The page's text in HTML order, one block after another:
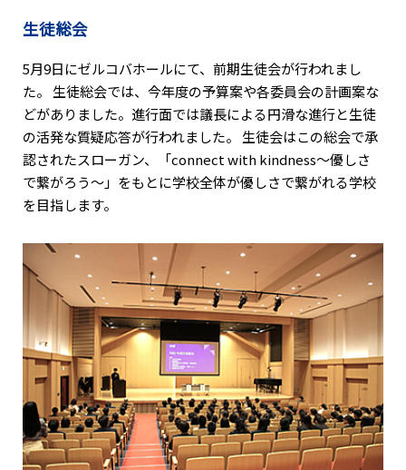
生徒総会
5月9日にゼルコバホールにて、前期生徒会が行われまし
た。 生徒総会では、今年度の予算案や各委員会の計画案な
どがありました。進行面では議長による円滑な進行と生徒
の活発な質疑応答が行われました。 生徒会はこの総会で承
認されたスローガン、「connect with kindness〜優しさ
で繋がろう〜」をもとに学校全体が優しさで繋がれる学校
を目指します。